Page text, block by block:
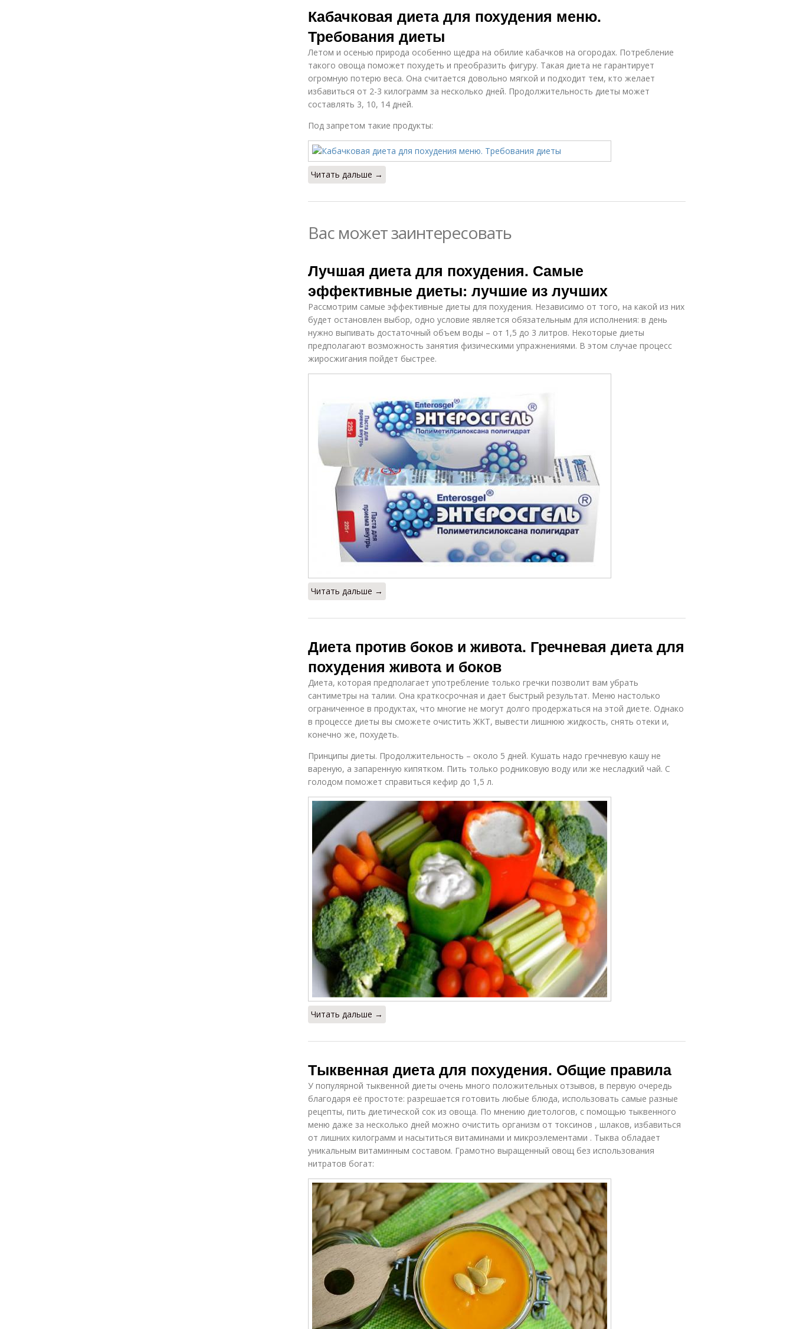
Кабачковая диета для похудения меню.
Требования диеты
Летом и осенью природа особенно щедра на обилие кабачков на огородах. Потребление
такого овоща поможет похудеть и преобразить фигуру. Такая диета не гарантирует
огромную потерю веса. Она считается довольно мягкой и подходит тем, кто желает
избавиться от 2-3 килограмм за несколько дней. Продолжительность диеты может
составлять 3, 10, 14 дней.
Под запретом такие продукты:
Читать дальше →
Вас может заинтересовать
Лучшая диета для похудения. Самые
эффективные диеты: лучшие из лучших
Рассмотрим самые эффективные диеты для похудения. Независимо от того, на какой из них
будет остановлен выбор, одно условие является обязательным для исполнения: в день
нужно выпивать достаточный объем воды – от 1,5 до 3 литров. Некоторые диеты
предполагают возможность занятия физическими упражнениями. В этом случае процесс
жиросжигания пойдет быстрее.
Читать дальше →
Диета против боков и живота. Гречневая диета для
похудения живота и боков
Диета, которая предполагает употребление только гречки позволит вам убрать
сантиметры на талии. Она краткосрочная и дает быстрый результат. Меню настолько
ограниченное в продуктах, что многие не могут долго продержаться на этой диете. Однако
в процессе диеты вы сможете очистить ЖКТ, вывести лишнюю жидкость, снять отеки и,
конечно же, похудеть.
Принципы диеты. Продолжительность – около 5 дней. Кушать надо гречневую кашу не
вареную, а запаренную кипятком. Пить только родниковую воду или же несладкий чай. С
голодом поможет справиться кефир до 1,5 л.
Читать дальше →
Тыквенная диета для похудения. Общие правила
У популярной тыквенной диеты очень много положительных отзывов, в первую очередь
благодаря её простоте: разрешается готовить любые блюда, использовать самые разные
рецепты, пить диетической сок из овоща. По мнению диетологов, с помощью тыквенного
меню даже за несколько дней можно очистить организм от токсинов , шлаков, избавиться
от лишних килограмм и насытиться витаминами и микроэлементами . Тыква обладает
уникальным витаминным составом. Грамотно выращенный овощ без использования
нитратов богат: